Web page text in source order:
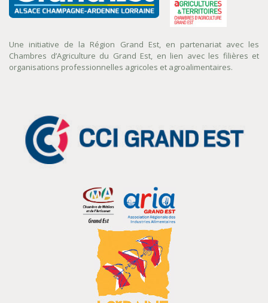
Une initiative de la Région Grand Est, en partenariat avec les
Chambres d’Agriculture du Grand Est, en lien avec les filières et
organisations professionnelles agricoles et agroalimentaires.